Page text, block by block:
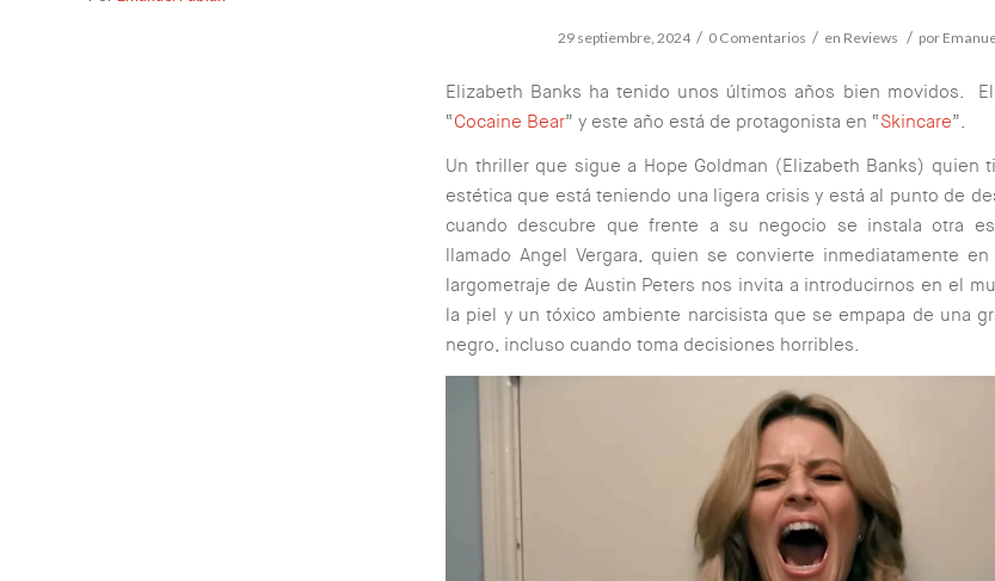
29 septiembre, 2024 / 0 Comentarios / en Reviews / por
Elizabeth Banks ha tenido unos últimos años bien movidos.
“Cocaine Bear” y este año está de protagonista en “Skincare”.
Un thriller que sigue a Hope Goldman (Elizabeth Banks) quien
estética que está teniendo una ligera crisis y está al punto de
cuando descubre que frente a su negocio se instala otra
llamado Angel Vergara, quien se convierte inmediatamente
largometraje de Austin Peters nos invita a introducirnos en el
la piel y un tóxico ambiente narcisista que se empapa de una
negro, incluso cuando toma decisiones horribles.